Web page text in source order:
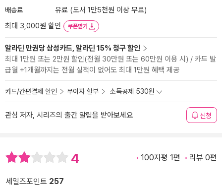
배송료
유료 (도서 1만5천원 이상 무료)
최대 3,000원 할인
쿠폰받기
알라딘 만권당 삼성카드, 알라딘 15% 청구 할인
최대 1만원 또는 2만원 할인(전월 30만원 또는 60만원 이용 시) / 카드 발
급월 +1개월까지는 전월 실적이 없어도 최대 1만원 혜택 제공
카드/간편결제 할인 무이자 할부 소득공제 530원
관심 저자, 시리즈의 출간 알림을 받아보세요 신청
4 100자평 1편 리뷰 0편
세일즈포인트 257